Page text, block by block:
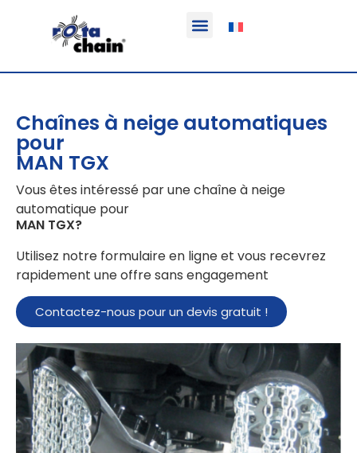
Chaînes à neige automatiques
pour
MAN TGX
Vous êtes intéressé par une chaîne à neige
automatique pour
MAN TGX?
Utilisez notre formulaire en ligne et vous recevrez
rapidement une offre sans engagement
Contactez-nous pour un devis gratuit !